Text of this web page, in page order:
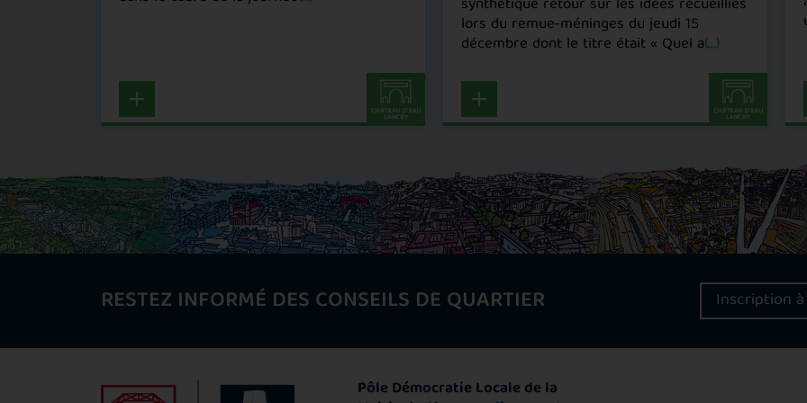
lors du remue‑méninges du jeudi 15
décembre dont le titre était « Quel a(...)
RESTEZ INFORMÉ DES CONSEILS DE QUARTIER Inscription
Pôle Démocratie Locale de la